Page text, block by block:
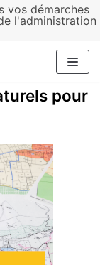
vos démarches
l'administration
pour